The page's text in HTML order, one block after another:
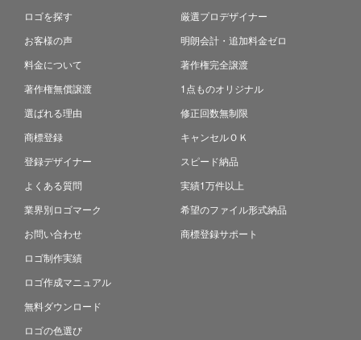
ロゴを探す
お客様の声
料金について
著作権無償譲渡
選ばれる理由
商標登録
登録デザイナー
よくある質問
業界別ロゴマーク
お問い合わせ
ロゴ制作実績
ロゴ作成マニュアル
無料ダウンロード
ロゴの色選び
厳選プロデザイナー
明朗会計・追加料金ゼロ
著作権完全譲渡
1点ものオリジナル
修正回数無制限
キャンセルＯＫ
スピード納品
実績1万件以上
希望のファイル形式納品
商標登録サポート